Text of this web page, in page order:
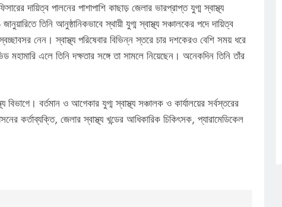
দায়িত্ব পালনের পাশাপাশি কাছাড় জেলার ভারপ্রাপ্ত যুগ্ম স্বাস্থ্য
তিনি আনুষ্ঠানিকভাবে স্থায়ী যুগ্ম স্বাস্থ্য সঞ্চালকের পদে দায়িত্ব
নেন। স্বাস্থ্য পরিষেবার বিভিন্ন স্তরে চার দশকেরও বেশি সময় ধরে
মহামারি এলে তিনি দক্ষতার সঙ্গে তা সামলে নিয়েছেন। অনেকদিন তিনি তাঁর
বর্তমান ও আগেকার যুগ্ম স্বাস্থ্য সঞ্চালক ও কার্যালয়ের সর্বস্তরের
কর্তাব্যক্তি, জেলার স্বাস্থ্য খন্ডের আধিকারিক চিকিৎসক, প্যারামেডিকেল